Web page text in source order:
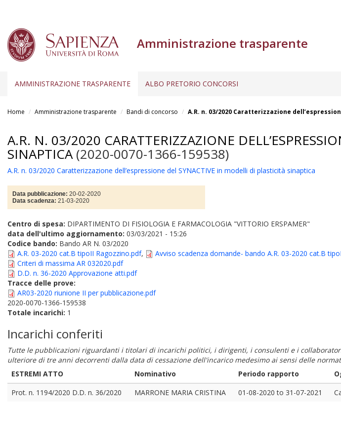
Amministrazione trasparente
AMMINISTRAZIONE TRASPARENTE ALBO PRETORIO CONCORSI
Home Amministrazione trasparente Bandi di concorso A.R. n. 03/2020 Caratterizzazione
A.R. N. 03/2020 CARATTERIZZAZIONE
SINAPTICA(2020-0070-1366-159538)
A.R. n. 03/2020 Caratterizzazione dell’espressione del SYNACTIVE in modelli di plasticità sinaptica
Data pubblicazione: 20-02-2020
Data scadenza: 21-03-2020
Centro di spesa: DIPARTIMENTO DI FISIOLOGIA E FARMACOLOGIA "VITTORIO ERSPAMER"
data dell'ultimo aggiornamento: 03/03/2021 - 15:26
Codice bando: Bando AR N. 03/2020
A.R. 03-2020 cat.B tipoII Ragozzino.pdf, Avviso scadenza domande- bando A.R. 03-2020 cat.B
Criteri di massima AR 032020.pdf
D.D. n. 36-2020 Approvazione atti.pdf
Tracce delle prove:
AR03-2020 riunione II per pubblicazione.pdf
2020-0070-1366-159538
Totale incarichi: 1
Incarichi conferiti
Tutte le pubblicazioni riguardanti i titolari di incarichi politici, i dirigenti, i consulenti e i
ulteriore di tre anni decorrenti dalla data di cessazione dell'incarico medesimo ai sensi delle
ESTREMI ATTO
Nominativo Periodo rapporto
Prot. n. 1194/2020 D.D. n. 36/2020
MARRONE MARIA CRISTINA 01-08-2020 to 31-07-2021